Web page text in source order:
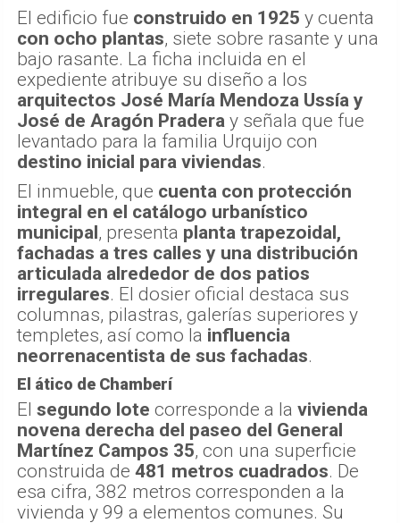
El edificio fue construido en 1925 y cuenta
con ocho plantas, siete sobre rasante y una
bajo rasante. La ficha incluida en el
expediente atribuye su diseño a los
arquitectos José María Mendoza Ussía y
José de Aragón Pradera y señala que fue
levantado para la familia Urquijo con
destino inicial para viviendas.
El inmueble, que cuenta con protección
integral en el catálogo urbanístico
municipal, presenta planta trapezoidal,
fachadas a tres calles y una distribución
articulada alrededor de dos patios
irregulares. El dosier oficial destaca sus
columnas, pilastras, galerías superiores y
templetes, así como la influencia
neorrenacentista de sus fachadas.
El ático de Chamberí
El segundo lote corresponde a la vivienda
novena derecha del paseo del General
Martínez Campos 35, con una superficie
construida de 481 metros cuadrados. De
esa cifra, 382 metros corresponden a la
vivienda y 99 a elementos comunes. Su